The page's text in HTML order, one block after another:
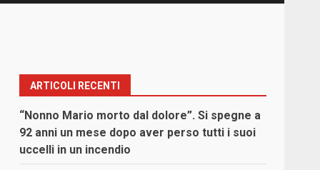
ARTICOLI RECENTI
“Nonno Mario morto dal dolore”. Si spegne a
92 anni un mese dopo aver perso tutti i suoi
uccelli in un incendio